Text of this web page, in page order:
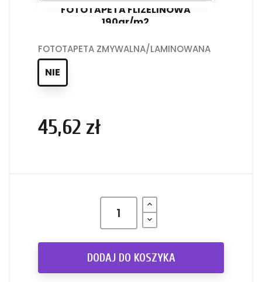
FOTOTAPETA FLIZELINOWA
190gr/m2
FOTOTAPETA ZMYWALNA/LAMINOWANA
NIE
45,62 zł
DODAJ DO KOSZYKA